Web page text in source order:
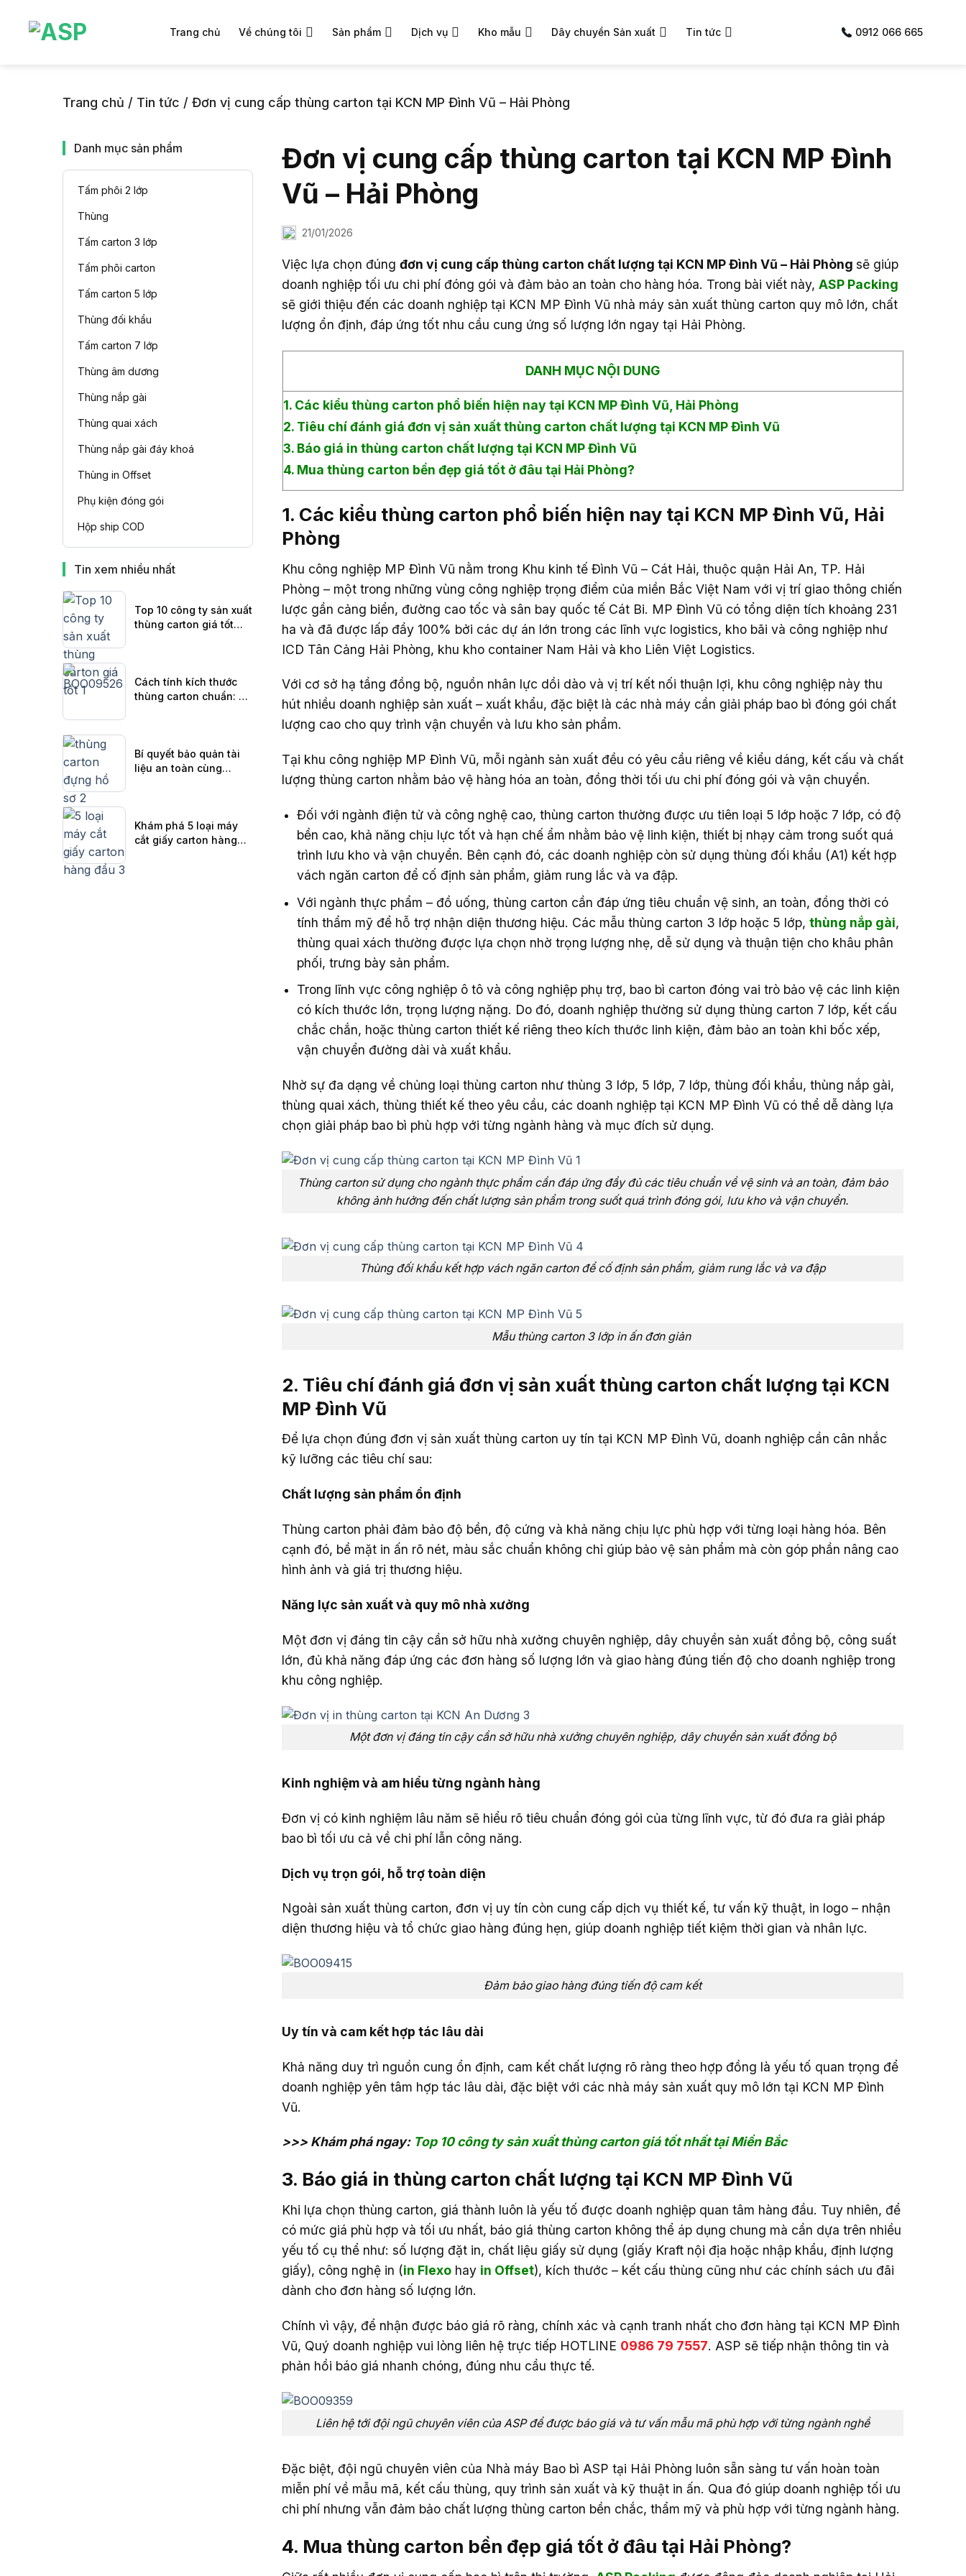
Trang chủ Về chúng tôi Sản phẩm Dịch vụ Kho mẫu Dây chuyền Sản xuất Tin tức 0912 066 665
Trang chủ / Tin tức / Đơn vị cung cấp thùng carton tại KCN MP Đình Vũ – Hải Phòng
Danh mục sản phẩm
Tấm phôi 2 lớp
Thùng
Tấm carton 3 lớp
Tấm phôi carton
Tấm carton 5 lớp
Thùng đối khẩu
Tấm carton 7 lớp
Thùng âm dương
Thùng nắp gài
Thùng quai xách
Thùng nắp gài đáy khoá
Thùng in Offset
Phụ kiện đóng gói
Hộp ship COD
Tin xem nhiều nhất
Top 10 công ty sản xuất
thùng carton giá tốt
Cách tính kích thước
thùng carton chuẩn: Bí
Bí quyết bảo quản tài
liệu an toàn cùng
Khám phá 5 loại máy
cắt giấy carton hàng
Đơn vị cung cấp thùng carton tại KCN MP Đình
Vũ – Hải Phòng
21/01/2026
Việc lựa chọn đúng đơn vị cung cấp thùng carton chất lượng tại KCN MP Đình Vũ – Hải Phòng sẽ giúp
doanh nghiệp tối ưu chi phí đóng gói và đảm bảo an toàn cho hàng hóa. Trong bài viết này, ASP Packing
sẽ giới thiệu đến các doanh nghiệp tại KCN MP Đình Vũ nhà máy sản xuất thùng carton quy mô lớn, chất
lượng ổn định, đáp ứng tốt nhu cầu cung ứng số lượng lớn ngay tại Hải Phòng.
DANH MỤC NỘI DUNG
1. Các kiểu thùng carton phổ biến hiện nay tại KCN MP Đình Vũ, Hải Phòng
2. Tiêu chí đánh giá đơn vị sản xuất thùng carton chất lượng tại KCN MP Đình Vũ
3. Báo giá in thùng carton chất lượng tại KCN MP Đình Vũ
4. Mua thùng carton bền đẹp giá tốt ở đâu tại Hải Phòng?
1. Các kiểu thùng carton phổ biến hiện nay tại KCN MP Đình Vũ, Hải
Phòng
Khu công nghiệp MP Đình Vũ nằm trong Khu kinh tế Đình Vũ – Cát Hải, thuộc quận Hải An, TP. Hải
Phòng – một trong những vùng công nghiệp trọng điểm của miền Bắc Việt Nam với vị trí giao thông chiến
lược gần cảng biển, đường cao tốc và sân bay quốc tế Cát Bi. MP Đình Vũ có tổng diện tích khoảng 231
ha và đã được lấp đầy 100% bởi các dự án lớn trong các lĩnh vực logistics, kho bãi và công nghiệp như
ICD Tân Cảng Hải Phòng, khu kho container Nam Hải và kho Liên Việt Logistics.
Với cơ sở hạ tầng đồng bộ, nguồn nhân lực dồi dào và vị trí kết nối thuận lợi, khu công nghiệp này thu
hút nhiều doanh nghiệp sản xuất – xuất khẩu, đặc biệt là các nhà máy cần giải pháp bao bì đóng gói chất
lượng cao cho quy trình vận chuyển và lưu kho sản phẩm.
Tại khu công nghiệp MP Đình Vũ, mỗi ngành sản xuất đều có yêu cầu riêng về kiểu dáng, kết cấu và chất
lượng thùng carton nhằm bảo vệ hàng hóa an toàn, đồng thời tối ưu chi phí đóng gói và vận chuyển.
Đối với ngành điện tử và công nghệ cao, thùng carton thường được ưu tiên loại 5 lớp hoặc 7 lớp, có độ
bền cao, khả năng chịu lực tốt và hạn chế ẩm nhằm bảo vệ linh kiện, thiết bị nhạy cảm trong suốt quá
trình lưu kho và vận chuyển. Bên cạnh đó, các doanh nghiệp còn sử dụng thùng đối khẩu (A1) kết hợp
vách ngăn carton để cố định sản phẩm, giảm rung lắc và va đập.
Với ngành thực phẩm – đồ uống, thùng carton cần đáp ứng tiêu chuẩn vệ sinh, an toàn, đồng thời có
tính thẩm mỹ để hỗ trợ nhận diện thương hiệu. Các mẫu thùng carton 3 lớp hoặc 5 lớp, thùng nắp gài,
thùng quai xách thường được lựa chọn nhờ trọng lượng nhẹ, dễ sử dụng và thuận tiện cho khâu phân
phối, trưng bày sản phẩm.
Trong lĩnh vực công nghiệp ô tô và công nghiệp phụ trợ, bao bì carton đóng vai trò bảo vệ các linh kiện
có kích thước lớn, trọng lượng nặng. Do đó, doanh nghiệp thường sử dụng thùng carton 7 lớp, kết cấu
chắc chắn, hoặc thùng carton thiết kế riêng theo kích thước linh kiện, đảm bảo an toàn khi bốc xếp,
vận chuyển đường dài và xuất khẩu.
Nhờ sự đa dạng về chủng loại thùng carton như thùng 3 lớp, 5 lớp, 7 lớp, thùng đối khẩu, thùng nắp gài,
thùng quai xách, thùng thiết kế theo yêu cầu, các doanh nghiệp tại KCN MP Đình Vũ có thể dễ dàng lựa
chọn giải pháp bao bì phù hợp với từng ngành hàng và mục đích sử dụng.
Thùng carton sử dụng cho ngành thực phẩm cần đáp ứng đầy đủ các tiêu chuẩn về vệ sinh và an toàn, đảm bảo
không ảnh hưởng đến chất lượng sản phẩm trong suốt quá trình đóng gói, lưu kho và vận chuyển.
Thùng đối khẩu kết hợp vách ngăn carton để cố định sản phẩm, giảm rung lắc và va đập
Mẫu thùng carton 3 lớp in ấn đơn giản
2. Tiêu chí đánh giá đơn vị sản xuất thùng carton chất lượng tại KCN
MP Đình Vũ
Để lựa chọn đúng đơn vị sản xuất thùng carton uy tín tại KCN MP Đình Vũ, doanh nghiệp cần cân nhắc
kỹ lưỡng các tiêu chí sau:
Chất lượng sản phẩm ổn định
Thùng carton phải đảm bảo độ bền, độ cứng và khả năng chịu lực phù hợp với từng loại hàng hóa. Bên
cạnh đó, bề mặt in ấn rõ nét, màu sắc chuẩn không chỉ giúp bảo vệ sản phẩm mà còn góp phần nâng cao
hình ảnh và giá trị thương hiệu.
Năng lực sản xuất và quy mô nhà xưởng
Một đơn vị đáng tin cậy cần sở hữu nhà xưởng chuyên nghiệp, dây chuyền sản xuất đồng bộ, công suất
lớn, đủ khả năng đáp ứng các đơn hàng số lượng lớn và giao hàng đúng tiến độ cho doanh nghiệp trong
khu công nghiệp.
Một đơn vị đáng tin cậy cần sở hữu nhà xưởng chuyên nghiệp, dây chuyền sản xuất đồng bộ
Kinh nghiệm và am hiểu từng ngành hàng
Đơn vị có kinh nghiệm lâu năm sẽ hiểu rõ tiêu chuẩn đóng gói của từng lĩnh vực, từ đó đưa ra giải pháp
bao bì tối ưu cả về chi phí lẫn công năng.
Dịch vụ trọn gói, hỗ trợ toàn diện
Ngoài sản xuất thùng carton, đơn vị uy tín còn cung cấp dịch vụ thiết kế, tư vấn kỹ thuật, in logo – nhận
diện thương hiệu và tổ chức giao hàng đúng hẹn, giúp doanh nghiệp tiết kiệm thời gian và nhân lực.
Đảm bảo giao hàng đúng tiến độ cam kết
Uy tín và cam kết hợp tác lâu dài
Khả năng duy trì nguồn cung ổn định, cam kết chất lượng rõ ràng theo hợp đồng là yếu tố quan trọng để
doanh nghiệp yên tâm hợp tác lâu dài, đặc biệt với các nhà máy sản xuất quy mô lớn tại KCN MP Đình
Vũ.
>>> Khám phá ngay: Top 10 công ty sản xuất thùng carton giá tốt nhất tại Miền Bắc
3. Báo giá in thùng carton chất lượng tại KCN MP Đình Vũ
Khi lựa chọn thùng carton, giá thành luôn là yếu tố được doanh nghiệp quan tâm hàng đầu. Tuy nhiên, để
có mức giá phù hợp và tối ưu nhất, báo giá thùng carton không thể áp dụng chung mà cần dựa trên nhiều
yếu tố cụ thể như: số lượng đặt in, chất liệu giấy sử dụng (giấy Kraft nội địa hoặc nhập khẩu, định lượng
giấy), công nghệ in (in Flexo hay in Offset), kích thước – kết cấu thùng cũng như các chính sách ưu đãi
dành cho đơn hàng số lượng lớn.
Chính vì vậy, để nhận được báo giá rõ ràng, chính xác và cạnh tranh nhất cho đơn hàng tại KCN MP Đình
Vũ, Quý doanh nghiệp vui lòng liên hệ trực tiếp HOTLINE 0986 79 7557. ASP sẽ tiếp nhận thông tin và
phản hồi báo giá nhanh chóng, đúng nhu cầu thực tế.
Liên hệ tới đội ngũ chuyên viên của ASP để được báo giá và tư vấn mẫu mã phù hợp với từng ngành nghề
Đặc biệt, đội ngũ chuyên viên của Nhà máy Bao bì ASP tại Hải Phòng luôn sẵn sàng tư vấn hoàn toàn
miễn phí về mẫu mã, kết cấu thùng, quy trình sản xuất và kỹ thuật in ấn. Qua đó giúp doanh nghiệp tối ưu
chi phí nhưng vẫn đảm bảo chất lượng thùng carton bền chắc, thẩm mỹ và phù hợp với từng ngành hàng.
4. Mua thùng carton bền đẹp giá tốt ở đâu tại Hải Phòng?